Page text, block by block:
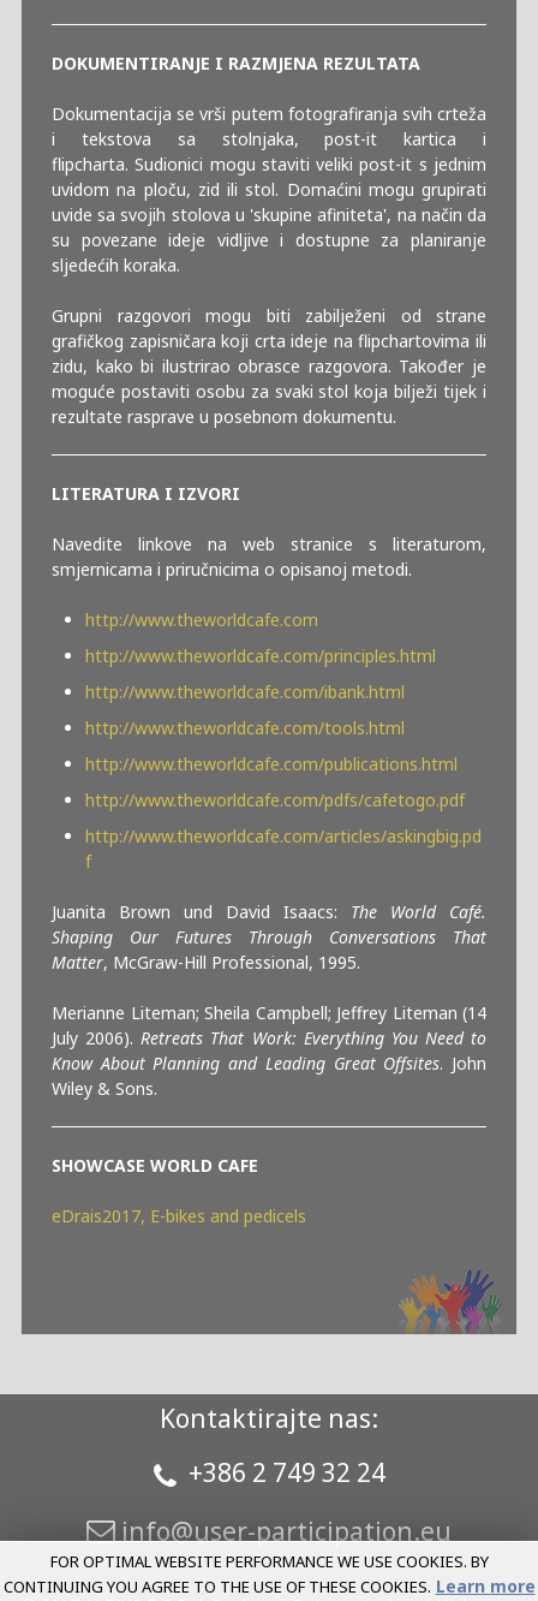
DOKUMENTIRANJE I RAZMJENA REZULTATA
Dokumentacija se vrši putem fotografiranja svih crteža
i tekstova sa stolnjaka, post-it kartica i
flipcharta. Sudionici mogu staviti veliki post-it s jednim
uvidom na ploču, zid ili stol. Domaćini mogu grupirati
uvide sa svojih stolova u 'skupine afiniteta', na način da
su povezane ideje vidljive i dostupne za planiranje
sljedećih koraka.
Grupni razgovori mogu biti zabilježeni od strane
grafičkog zapisničara koji crta ideje na flipchartovima ili
zidu, kako bi ilustrirao obrasce razgovora. Također je
moguće postaviti osobu za svaki stol koja bilježi tijek i
rezultate rasprave u posebnom dokumentu.
LITERATURA I IZVORI
Navedite linkove na web stranice s literaturom,
smjernicama i priručnicima o opisanoj metodi.
http://www.theworldcafe.com
http://www.theworldcafe.com/principles.html
http://www.theworldcafe.com/ibank.html
http://www.theworldcafe.com/tools.html
http://www.theworldcafe.com/publications.html
http://www.theworldcafe.com/pdfs/cafetogo.pdf
http://www.theworldcafe.com/articles/askingbig.pd
f
Juanita Brown und David Isaacs: The World Café.
Shaping Our Futures Through Conversations That
Matter, McGraw-Hill Professional, 1995.
Merianne Liteman; Sheila Campbell; Jeffrey Liteman (14
July 2006).Retreats That Work: Everything You Need to
Know About Planning and Leading Great Offsites. John
Wiley & Sons.
SHOWCASE WORLD CAFE
eDrais2017, E-bikes and pedicels
Kontaktirajte nas:
+386 2 749 32 24
FOR OPTIMAL WEBSITE PERFORMANCE WE USE COOKIES. BY
CONTINUING YOU AGREE TO THE USE OF THESE COOKIES. Learn more